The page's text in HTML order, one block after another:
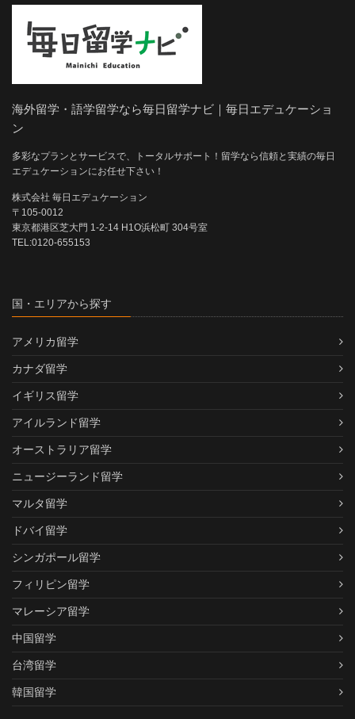
海外留学・語学留学なら毎日留学ナビ｜毎日エデュケーショ
ン
多彩なプランとサービスで、トータルサポート！留学なら信頼と実績の毎日
エデュケーションにお任せ下さい！
株式会社 毎日エデュケーション
〒105-0012
東京都港区芝大門 1-2-14 H1O浜松町 304号室
TEL:0120-655153
国・エリアから探す
アメリカ留学
カナダ留学
イギリス留学
アイルランド留学
オーストラリア留学
ニュージーランド留学
マルタ留学
ドバイ留学
シンガポール留学
フィリピン留学
マレーシア留学
中国留学
台湾留学
韓国留学